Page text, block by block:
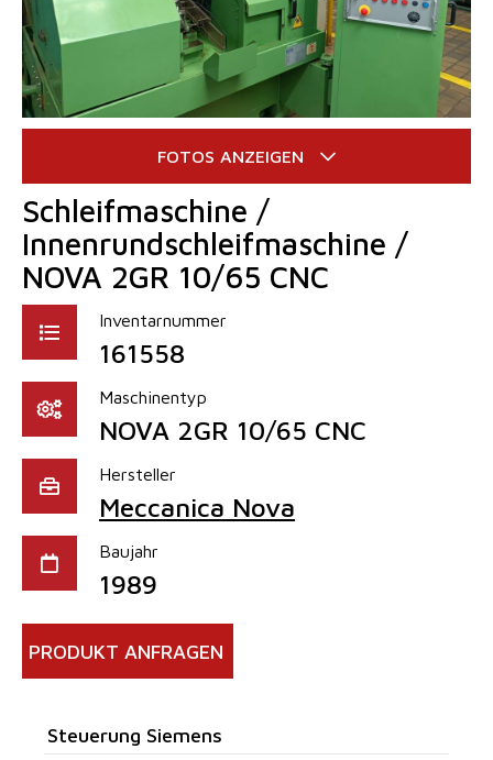
Schleifmaschine /
Innenrundschleifmaschine /
NOVA 2GR 10/65 CNC
Inventarnummer
161558
Maschinentyp
NOVA 2GR 10/65 CNC
Hersteller
Meccanica Nova
Baujahr
1989
PRODUKT ANFRAGEN
Steuerung Siemens